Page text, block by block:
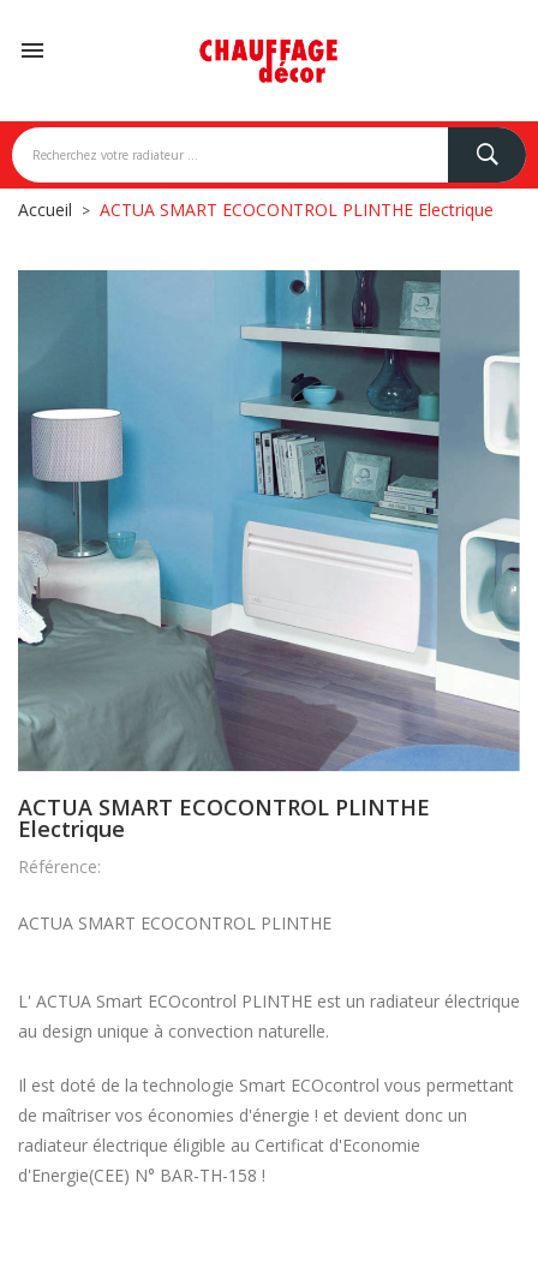

CAMPA CARISA
Accueil ACTUA SMART ECOCONTROL PLINTHE Electrique
ACTUA SMART ECOCONTROL PLINTHE
Electrique
Référence:
ACTUA SMART ECOCONTROL PLINTHE
L' ACTUA Smart ECOcontrol PLINTHE est un radiateur électrique
au design unique à convection naturelle.
Il est doté de la technologie Smart ECOcontrol vous permettant
de maîtriser vos économies d'énergie ! et devient donc un
radiateur électrique éligible au Certificat d'Economie
d'Energie(CEE) N° BAR-TH-158 !